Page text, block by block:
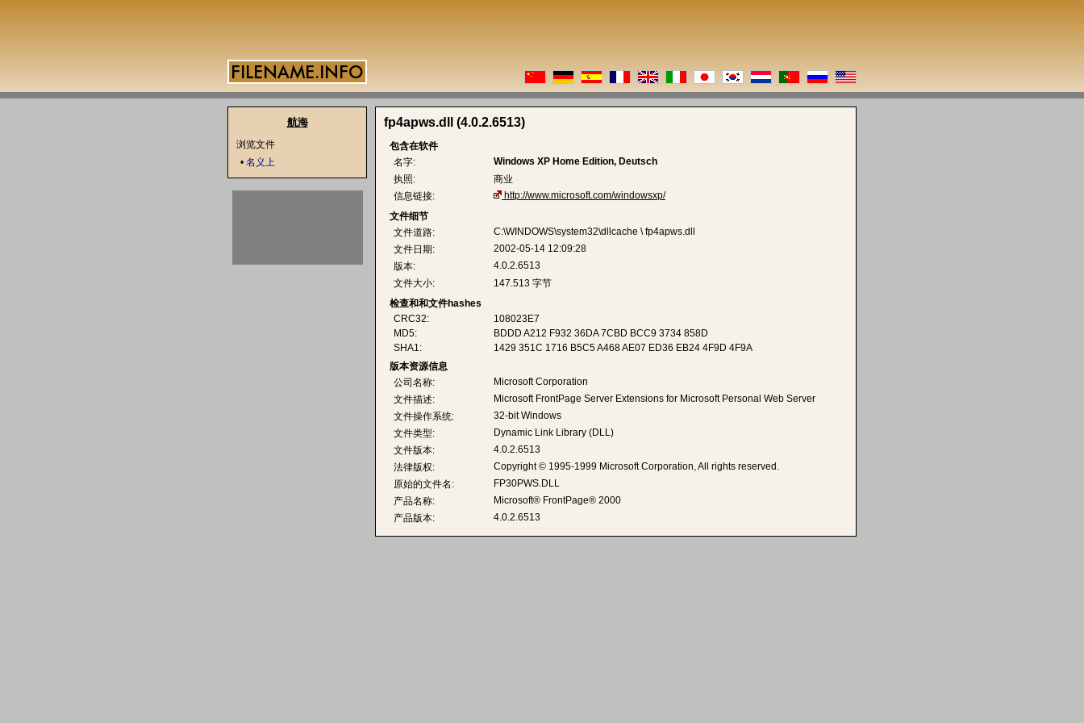
fp4apws.dll (4.0.2.6513)
包含在软件
名字:
Windows XP Home Edition, Deutsch
执照:
商业
信息链接:
http://www.microsoft.com/windowsxp/
文件细节
文件道路:
C:\WINDOWS\system32\dllcache \ fp4apws.dll
文件日期:
2002-05-14 12:09:28
版本:
4.0.2.6513
文件大小:
147.513 字节
检查和和文件hashes
CRC32:
108023E7
MD5:
BDDD A212 F932 36DA 7CBD BCC9 3734 858D
SHA1:
1429 351C 1716 B5C5 A468 AE07 ED36 EB24 4F9D 4F9A
版本资源信息
公司名称:
Microsoft Corporation
文件描述:
Microsoft FrontPage Server Extensions for Microsoft Personal Web Server
文件操作系统:
32-bit Windows
文件类型:
Dynamic Link Library (DLL)
文件版本:
4.0.2.6513
法律版权:
Copyright © 1995-1999 Microsoft Corporation, All rights reserved.
原始的文件名:
FP30PWS.DLL
产品名称:
Microsoft® FrontPage® 2000
产品版本:
4.0.2.6513
航海
浏览文件
• 名义上